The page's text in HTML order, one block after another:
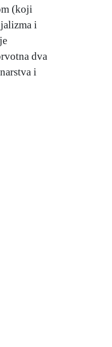
(koji
i
dva
i